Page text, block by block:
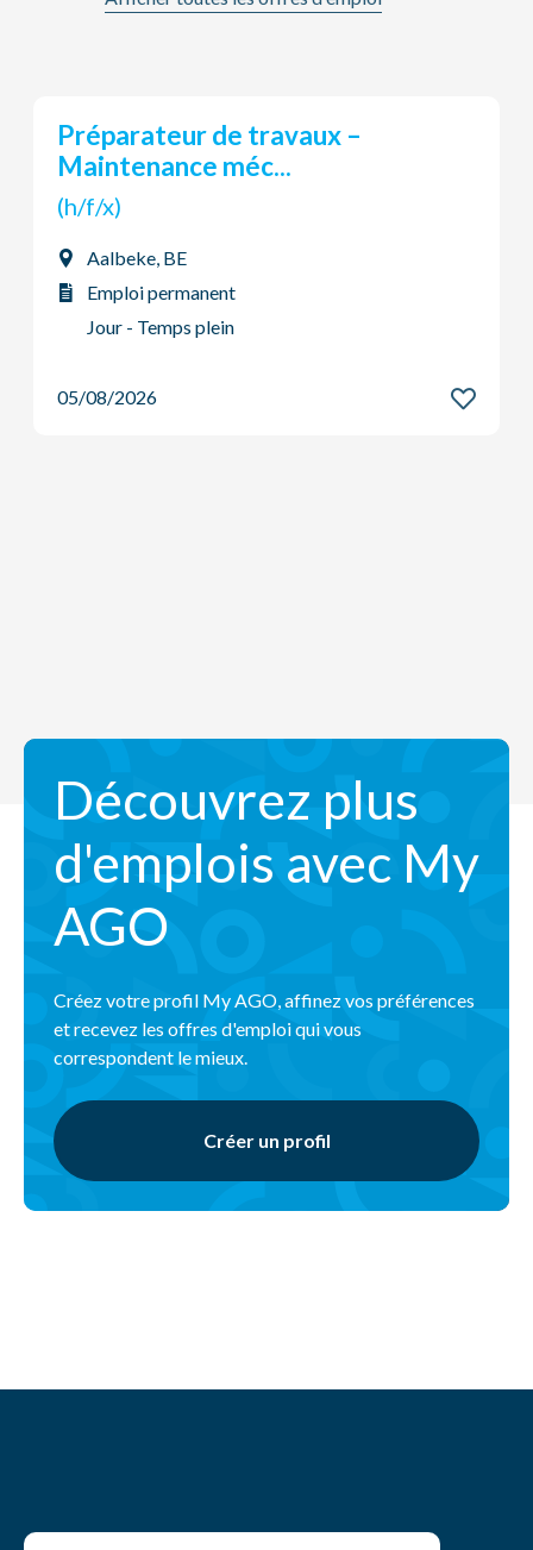
Technicien(ne) de maintenance en
système...
Emploi permanent
Jour - Temps plein
Découvrez plus
d'emplois avec My
AGO
Créez votre profil My AGO, affinez vos préférences
et recevez les offres d'emploi qui vous
correspondent le mieux.
Créer un profil